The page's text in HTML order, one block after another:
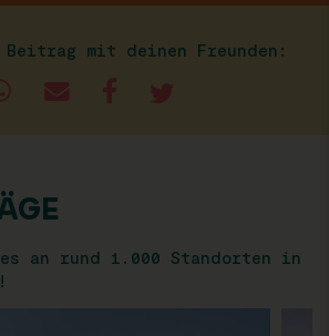
mit deinen Freunden:
es an rund 1.000 Standorten in